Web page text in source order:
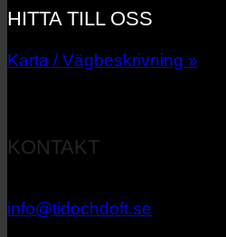
HITTA TILL OSS
Karta / Vägbeskrivning »
KONTAKT
info@tidochdoft.se